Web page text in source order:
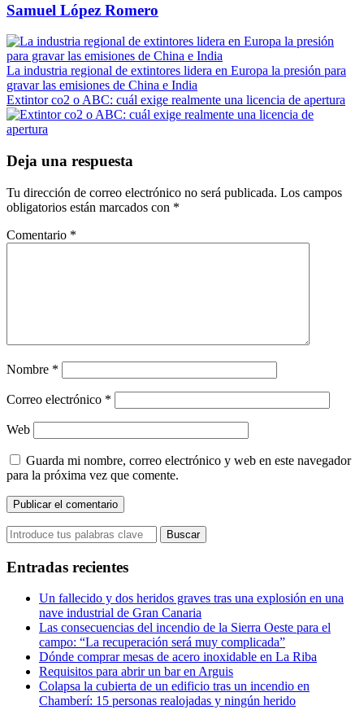
Samuel López Romero
La industria regional de extintores lidera en Europa la presión para
gravar las emisiones de China e India
Extintor co2 o ABC: cuál exige realmente una licencia de apertura
Deja una respuesta
Tu dirección de correo electrónico no será publicada. Los campos
obligatorios están marcados con *
Comentario *
Nombre *
Correo electrónico *
Web
Guarda mi nombre, correo electrónico y web en este navegador
para la próxima vez que comente.
Entradas recientes
Un fallecido y dos heridos graves tras una explosión en una
nave industrial de Gran Canaria
Las consecuencias del incendio de la Sierra Oeste para el
campo: “La recuperación será muy complicada”
Dónde comprar mesas de acero inoxidable en La Riba
Requisitos para abrir un bar en Arguis
Colapsa la cubierta de un edificio tras un incendio en
Chamberí: 15 personas realojadas y ningún herido